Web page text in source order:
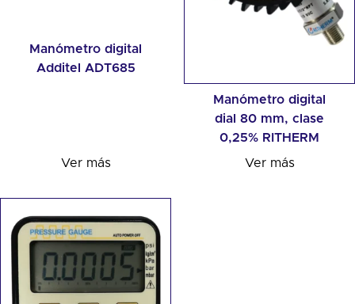
Manómetro digital
Additel ADT685
Ver más
Manómetro digital
dial 80 mm, clase
0,25% RITHERM
Ver más